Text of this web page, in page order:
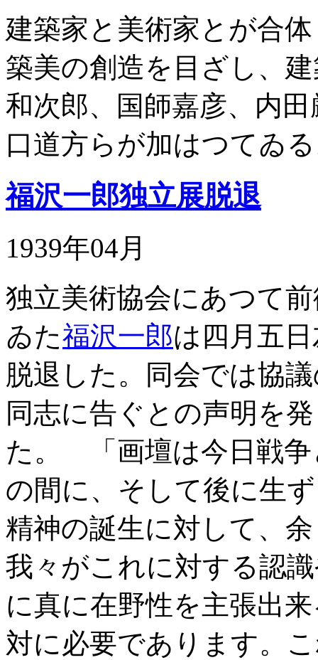
建築家と美術家とが合
築美の創造を目ざし、
和次郎、国師嘉彦、内田
口道方らが加はつてゐ
福沢一郎独立展脱退
1939年04月
独立美術協会にあつて
ゐた福沢一郎は四月五
脱退した。同会では協
同志に告ぐとの声明を
た。 「画壇は今日戦争
の間に、そして後に生
精神の誕生に対して、
我々がこれに対する認
に真に在野性を主張出
対に必要であります。